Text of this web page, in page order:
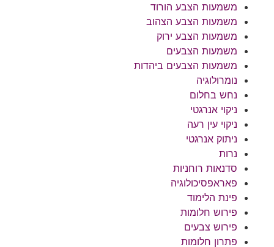
משמעות הצבע הורוד
משמעות הצבע הצהוב
משמעות הצבע ירוק
משמעות הצבעים
משמעות הצבעים ביהדות
נומרולוגיה
נחש בחלום
ניקוי אנרגטי
ניקוי עין רעה
ניתוק אנרגטי
נרות
סדנאות רוחניות
פאראפסיכולוגיה
פינת הלימוד
פירוש חלומות
פירוש צבעים
פתרון חלומות